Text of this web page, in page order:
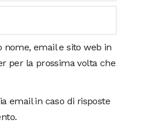
nome, email e sito web in
per la prossima volta che
email in caso di risposte